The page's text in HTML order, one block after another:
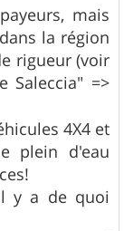
mais
la région
rigueur (voir
Saleccia" =>
4X4 et
plein d'eau
y a de quoi